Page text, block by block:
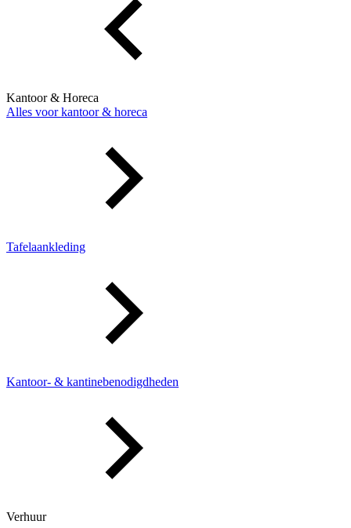
Kantoor & Horeca
Alles voor kantoor & horeca
Tafelaankleding
Kantoor- & kantinebenodigdheden
Verhuur